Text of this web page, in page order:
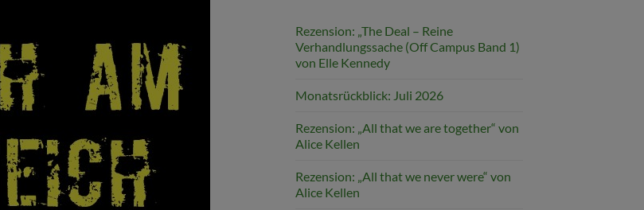
Rezension: „The Deal – Reine
Verhandlungssache (Off Campus Band 1)
von Elle Kennedy
Monatsrückblick: Juli 2026
Rezension: „All that we are together“ von
Alice Kellen
Rezension: „All that we never were“ von
Alice Kellen